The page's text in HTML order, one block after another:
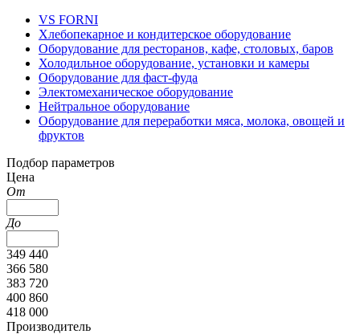
VS FORNI
Хлебопекарное и кондитерское оборудование
Оборудование для ресторанов, кафе, столовых, баров
Холодильное оборудование, установки и камеры
Оборудование для фаст-фуда
Электомеханическое оборудование
Нейтральное оборудование
Оборудование для переработки мяса, молока, овощей и
фруктов
Подбор параметров
Цена
От
До
349 440
366 580
383 720
400 860
418 000
Производитель